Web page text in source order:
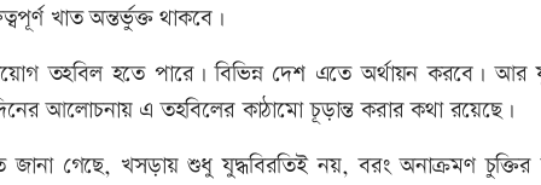
খাত অন্তর্ভুক্ত থাকবে।
তহবিল হতে পারে। বিভিন্ন দেশ এতে অর্থায়ন করবে। আর
আলোচনায় এ তহবিলের কাঠামো চূড়ান্ত করার কথা রয়েছে।
জানা গেছে, খসড়ায় শুধু যুদ্ধবিরতিই নয়, বরং অনাক্রমণ চুক্তির